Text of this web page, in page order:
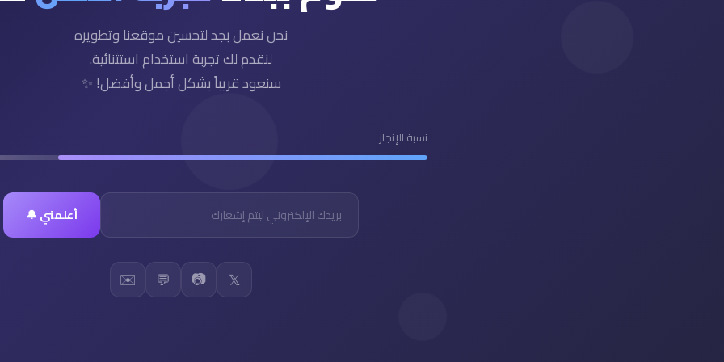
نحن نعمل بجد لتحسين موقعنا وتطويره
لنقدم لك تجربة استخدام استثنائية.
سنعود قريباً بشكل أجمل وأفضل! ✨
نسبة الإنجاز
أعلمني 🔔
𝕏
📷
💬
✉️